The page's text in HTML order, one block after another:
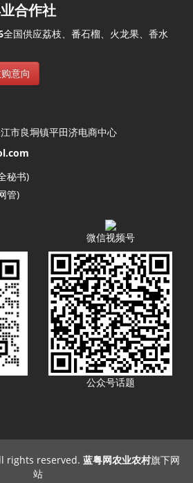
合作社
全国供应荔枝、番石榴、火龙果、香水
意向
市良垌镇平田济电商中心
秘书)
管)
微信视频号
公众号话题
rights reserved. 蓝粤网农业农村旗下网
站